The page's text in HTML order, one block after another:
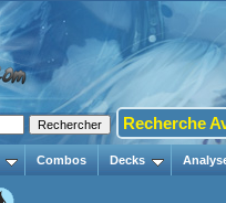
Recherche
Combos Decks